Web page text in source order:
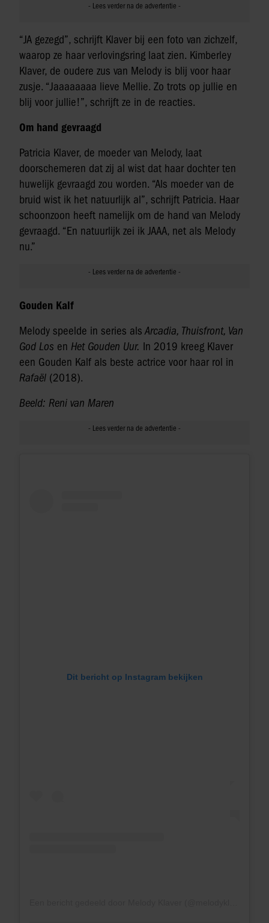
“JA gezegd”, schrijft Klaver bij een foto van zichzelf,
waarop ze haar verlovingsring laat zien. Kimberley
Klaver, de oudere zus van Melody is blij voor haar
zusje. “Jaaaaaaaa lieve Mellie. Zo trots op jullie en
blij voor jullie!”, schrijft ze in de reacties.
Om hand gevraagd
Patricia Klaver, de moeder van Melody, laat
doorschemeren dat zij al wist dat haar dochter ten
huwelijk gevraagd zou worden. “Als moeder van de
bruid wist ik het natuurlijk al”, schrijft Patricia. Haar
schoonzoon heeft namelijk om de hand van Melody
gevraagd. “En natuurlijk zei ik JAAA, net als Melody
nu.”
Gouden Kalf
Melody speelde in series als Arcadia, Thuisfront, Van
God Los en Het Gouden Uur. In 2019 kreeg Klaver
een Gouden Kalf als beste actrice voor haar rol in
Rafaël (2018).
Beeld: Reni van Maren
Dit bericht op Instagram bekijken